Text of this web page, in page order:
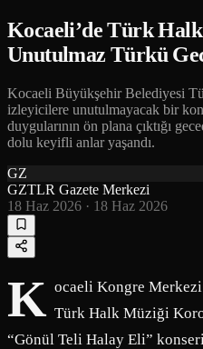
Kocaeli’de Türk
Unutulmaz Türkü
Kocaeli Büyükşehir Belediyesi
izleyicilere unutulmayacak bir
duygularının ön plana çıktığı
dolu keyifli anlar yaşandı.
GZ
GZTLR Gazete Merkezi
18 Haz 2026 · 18 Haz 2026
K ocaeli Kongre
Türk Halk Müziği
“Gönül Teli Halay Eli”